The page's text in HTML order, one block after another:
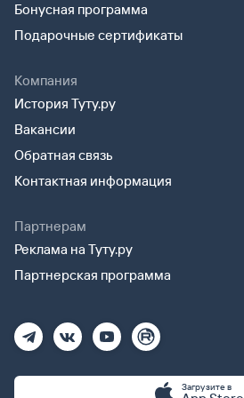
Бонусная программа
Подарочные сертификаты
Компания
История Туту.ру
Вакансии
Обратная связь
Контактная информация
Партнерам
Реклама на Туту.ру
Партнерская программа
Загрузите в